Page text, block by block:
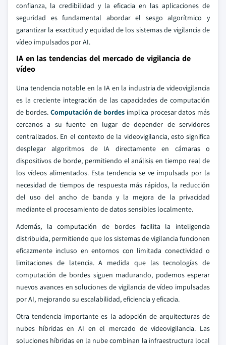
confianza, la credibilidad y la eficacia en las aplicaciones de
seguridad es fundamental abordar el sesgo algorítmico y
garantizar la exactitud y equidad de los sistemas de vigilancia de
vídeo impulsados por AI.
IA en las tendencias del mercado de vigilancia de
vídeo
Una tendencia notable en la IA en la industria de videovigilancia
es la creciente integración de las capacidades de computación
de bordes. Computación de bordes implica procesar datos más
cercanos a su fuente en lugar de depender de servidores
centralizados. En el contexto de la videovigilancia, esto significa
desplegar algoritmos de IA directamente en cámaras o
dispositivos de borde, permitiendo el análisis en tiempo real de
los vídeos alimentados. Esta tendencia se ve impulsada por la
necesidad de tiempos de respuesta más rápidos, la reducción
del uso del ancho de banda y la mejora de la privacidad
mediante el procesamiento de datos sensibles localmente.
Además, la computación de bordes facilita la inteligencia
distribuida, permitiendo que los sistemas de vigilancia funcionen
eficazmente incluso en entornos con limitada conectividad o
limitaciones de latencia. A medida que las tecnologías de
computación de bordes siguen madurando, podemos esperar
nuevos avances en soluciones de vigilancia de vídeo impulsadas
por AI, mejorando su escalabilidad, eficiencia y eficacia.
Otra tendencia importante es la adopción de arquitecturas de
nubes híbridas en AI en el mercado de videovigilancia. Las
soluciones híbridas en la nube combinan la infraestructura local